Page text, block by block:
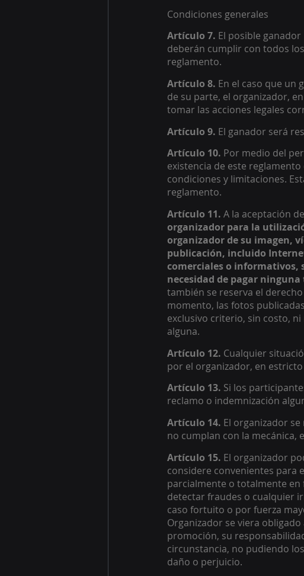
Condiciones generales
Artículo 7. El posible ganador
deberán cumplir con todos
reglamento.
Artículo 8. En el caso que un
de su parte, el organizador,
tomar las acciones legales
Artículo 9. El ganador será
Artículo 10. Por medio del
existencia de este
condiciones y limitaciones.
reglamento.
Artículo 11. A la aceptación
organizador para la
organizador de su imagen,
publicación, incluido
comerciales o informativos,
necesidad de pagar
también se reserva el
momento, las fotos
exclusivo criterio, sin costo,
alguna.
Artículo 12. Cualquier
por el organizador, en estricto
Artículo 13. Si los
reclamo o indemnización
Artículo 14. El organizador
no cumplan con la mecánica,
Artículo 15. El organizador
considere convenientes para
parcialmente o totalmente en
detectar fraudes o cualquier
caso fortuito o por fuerza
Organizador se viera
promoción, su
circunstancia, no pudiendo
daño o perjuicio.